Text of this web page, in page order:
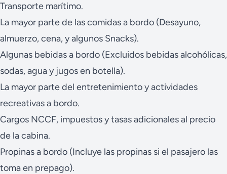
Transporte marítimo.
La mayor parte de las comidas a bordo (Desayuno,
almuerzo, cena, y algunos Snacks).
Algunas bebidas a bordo (Excluidos bebidas alcohólicas,
sodas, agua y jugos en botella).
La mayor parte del entretenimiento y actividades
recreativas a bordo.
Cargos NCCF, impuestos y tasas adicionales al precio
de la cabina.
Propinas a bordo (Incluye las propinas si el pasajero las
toma en prepago).